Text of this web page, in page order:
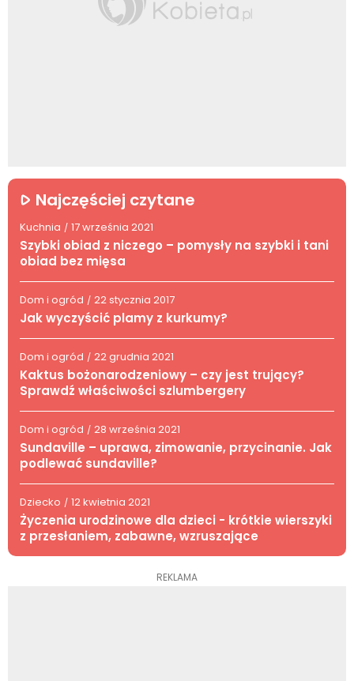
Najczęściej czytane
Kuchnia / 17 września 2021
Szybki obiad z niczego – pomysły na szybki i tani
obiad bez mięsa
Dom i ogród / 22 stycznia 2017
Jak wyczyścić plamy z kurkumy?
Dom i ogród / 22 grudnia 2021
Kaktus bożonarodzeniowy – czy jest trujący?
Sprawdź właściwości szlumbergery
Dom i ogród / 28 września 2021
Sundaville – uprawa, zimowanie, przycinanie. Jak
podlewać sundaville?
Dziecko / 12 kwietnia 2021
Życzenia urodzinowe dla dzieci - krótkie wierszyki
z przesłaniem, zabawne, wzruszające
REKLAMA